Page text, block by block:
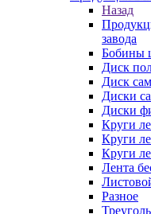
Назад
завода
Бобины
Диск
Диск
Диски
Диски
Круги
Круги
Круги
Лента
Разное